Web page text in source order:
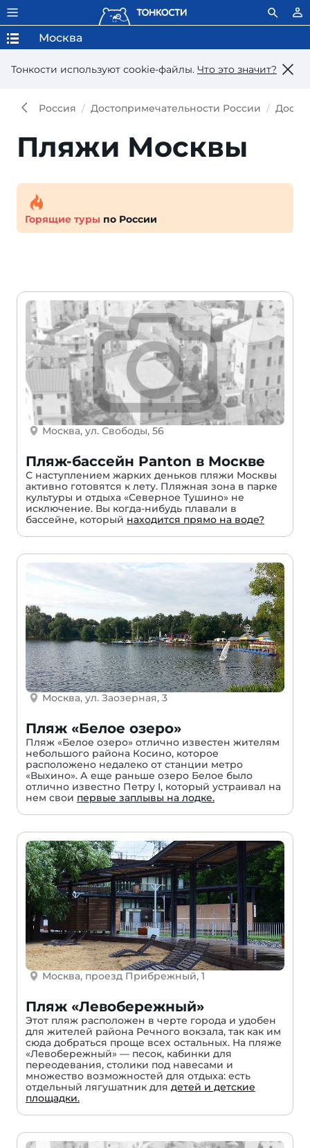
Тонкости используют сookie-файлы. Что это значит?
Москва
Россия Достопримечательности России
Пляжи Москвы
Горящие туры по России
Москва, ул. Свободы, 56
Пляж-бассейн Panton в Москве
С наступлением жарких деньков пляжи Москвы
активно готовятся к лету. Пляжная зона в парке
культуры и отдыха «Северное Тушино» не
исключение. Вы когда-нибудь плавали в
бассейне, который находится прямо на воде?
Москва, ул. Заозерная, 3
Пляж «Белое озеро»
Пляж «Белое озеро» отлично известен жителям
небольшого района Косино, которое
расположено недалеко от станции метро
«Выхино». А еще раньше озеро Белое было
отлично известно Петру I, который устраивал на
нем свои первые заплывы на лодке.
Москва, проезд Прибрежный, 1
Пляж «Левобережный»
Этот пляж расположен в черте города и удобен
для жителей района Речного вокзала, так как им
сюда добраться проще всех остальных. На пляже
«Левобережный» — песок, кабинки для
переодевания, столики под навесами и
множество возможностей для отдыха: есть
отдельный лягушатник для детей и детские
площадки.